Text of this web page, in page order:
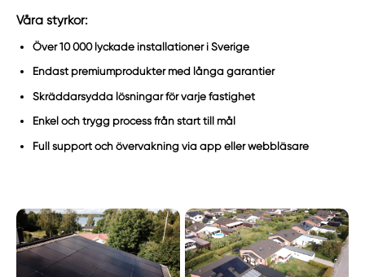
Våra styrkor:
Över 10 000 lyckade installationer i Sverige
Endast premiumprodukter med långa garantier
Skräddarsydda lösningar för varje fastighet
Enkel och trygg process från start till mål
Full support och övervakning via app eller webbläsare